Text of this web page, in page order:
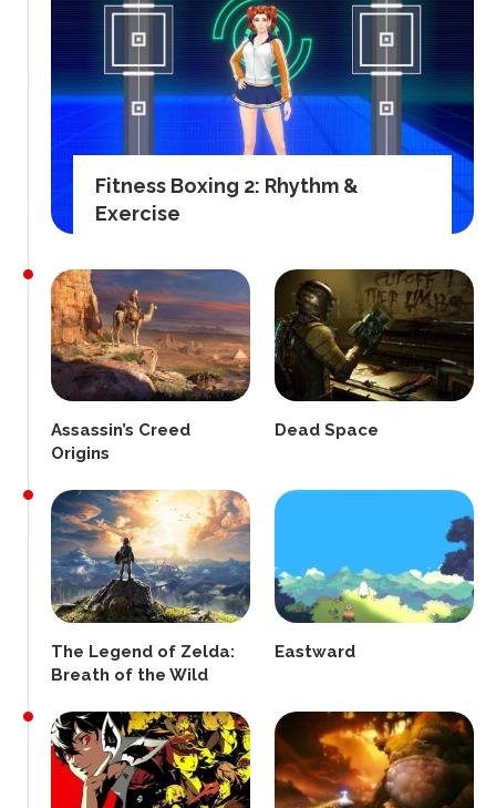
Fitness Boxing 2: Rhythm &
Exercise
Assassin’s Creed
Origins
Dead Space
The Legend of Zelda:
Breath of the Wild
Eastward